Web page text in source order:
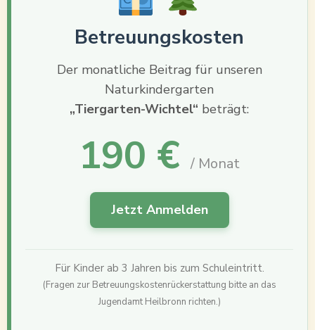
Betreuungskosten
Der monatliche Beitrag für unseren
Naturkindergarten
„Tiergarten-Wichtel“ beträgt:
190 €/ Monat
Jetzt Anmelden
Für Kinder ab 3 Jahren bis zum Schuleintritt.
(Fragen zur Betreuungskostenrückerstattung bitte an das
Jugendamt Heilbronn richten.)